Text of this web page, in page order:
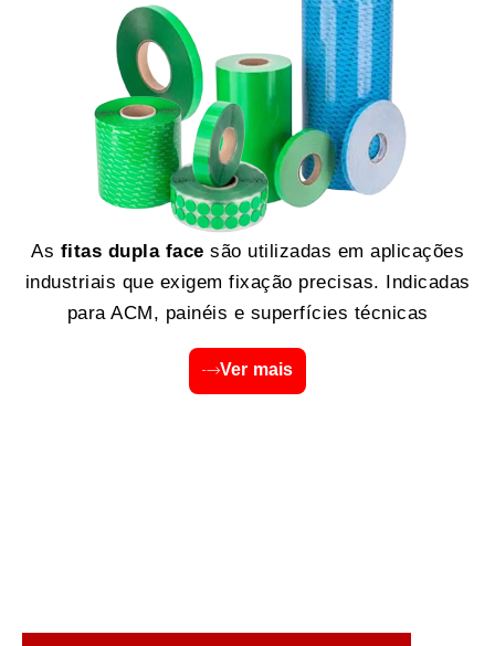
As fitas dupla face são utilizadas em aplicações
industriais que exigem fixação precisas. Indicadas
para ACM, painéis e superfícies técnicas
Ver mais